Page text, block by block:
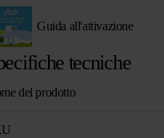
tecniche
del prodotto
Guida all'attivazione